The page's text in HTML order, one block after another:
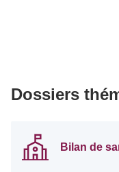
Dossiers
Bilan de